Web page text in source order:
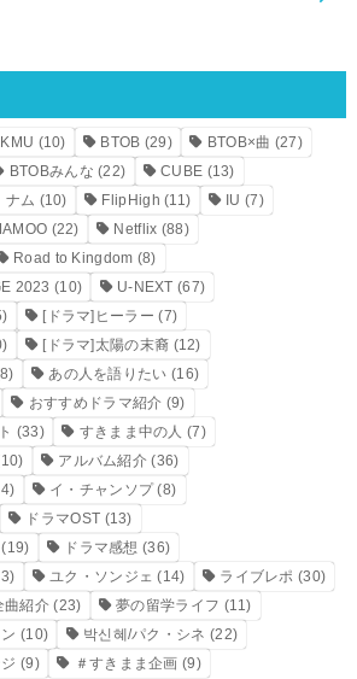
(10) BTOB (29) BTOB×曲 (27)
BTOBみんな (22) CUBE (13)
ナム (10) FlipHigh (11) IU (7)
(22) Netflix (88)
Road to Kingdom (8)
2023 (10) U-NEXT (67)
[ドラマ]ヒーラー (7)
[ドラマ]太陽の末裔 (12)
あの人を語りたい (16)
おすすめドラマ紹介 (9)
(33) すきまま中の人 (7)
アルバム紹介 (36)
イ・チャンソプ(8)
ドラマOST (13)
(19) ドラマ感想 (36)
ユク・ソンジェ (14) ライブレポ (30)
曲紹介 (23) 夢の留学ライフ (11)
(10) 박신혜/パク・シネ (22)
(9) ＃すきまま企画 (9)